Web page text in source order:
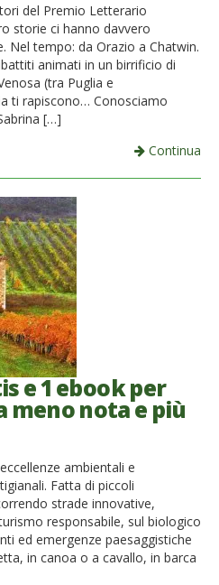
del Premio Letterario
storie ci hanno davvero
Nel tempo: da Orazio a Chatwin.
animati in un birrificio di
(tra Puglia e
ti rapiscono… Conosciamo
[…]
Continua
e 1 ebook per
meno nota e più
ambientali e
Fatta di piccoli
strade innovative,
responsabile, sul biologico
ed emergenze paesaggistiche
in canoa o a cavallo, in barca